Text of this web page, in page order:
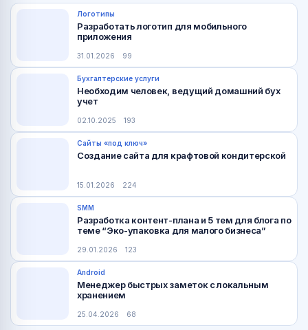
Логотипы
Разработать логотип для мобильного
приложения
31.01.2026 99
Бухгалтерские услуги
Необходим человек, ведущий домашний бух
учет
02.10.2025 193
Сайты «под ключ»
Создание сайта для крафтовой кондитерской
15.01.2026 224
SMM
Разработка контент-плана и 5 тем для блога по
теме “Эко-упаковка для малого бизнеса”
29.01.2026 123
Android
Менеджер быстрых заметок с локальным
хранением
25.04.2026 68